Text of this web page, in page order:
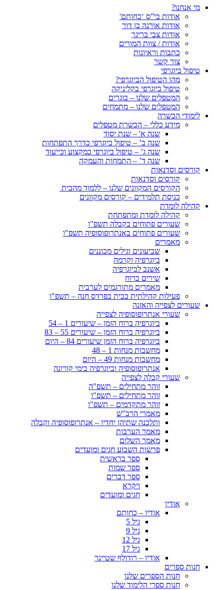
מי אנחנו?
אודות בי”ס ‘כחותם'
אודות אורנה בן דור
אודות צבי בריגר
אודות / צוות המורים
כתבות וראיונות
צור קשר
טיפול ביוגרפי
מהו הטיפול הביוגרפי?
טיפול ביוגרפי בקליניקה
המטפלים שלנו – בוגרים
המטפלים שלנו – מתמחים
לימודי הכשרה
מידע כללי – הכשרת מטפלים
שנה א' – שנת יסוד
שנה ב’ – טיפול ביוגרפי כדרך התפתחות
שנה ג’ – טיפול ביוגרפי כמקצוע וכייעוד
שנה ד’ – התמחות והעמקה
קורסים וסדנאות
קורסים וסדנאות
הקורסים המקוונים שלנו – ללמוד מהבית
כניסת תלמידים – קורסים מקוונים
קהילה לומדת
קהילה לומדת ומתפתחת
שעורים פתוחים בקבלה תשפ"ו
שעורים פתוחים באנתרופוסופיה תשפ"ו
מאמרים
שביעונים וגילים מכוננים
ביוגרפיה וקרמה
אשנב לביוגרפיה
שירים ברוח
מאמרים מתורגמים לערבית
פעילות קהילתית בבית בפרדס חנה – תשפ"ו
שעורים לצפייה והאזנה
שעורי אנתרופוסופיה לצפייה
ביוגרפיה ברוח הזמן – שיעורים 1 – 54
ביוגרפיה ברוח הזמן – שיעורים 55 – 83
ביוגרפיה ברוח הזמן שיעורים 84 – היום
מחשבות מנחות 1 – 48
מחשבות מנחות 49 – היום
אנתרופוסופיה וביוגרפיה בימי קורונה
שעורי קבלה לצפייה
זוהר מתחילים – תשפ"ה
זוהר מתחילים – תשפ"ו
זוהר מתקדמים – תשפ"ו
מאמרי הרב"ש
ותלכנה שתיהן יחדיו – אנתרופוסופיה וקבלה
מאמר הערבות
מאמר השלום
פרשות השבוע חגים ומועדים
ספר בראשית
ספר שמות
ספר דברים
ויקרא
חגים ומועדים
אודיו
אודיו – כחותם
גיל 5
גיל 9
גיל 12
גיל 17
אודיו – רודולף שטיינר
חנות ספרים
חנות הספרים שלנו
חנות ספרי הלימוד שלנו